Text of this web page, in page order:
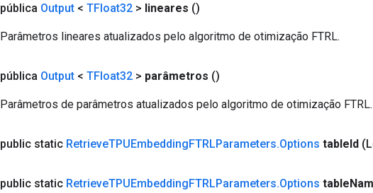
pública Output < TFloat32 > lineares ()
Parâmetros lineares atualizados pelo algoritmo de otimização FTRL.
pública Output < TFloat32 > parâmetros ()
Parâmetros de parâmetros atualizados pelo algoritmo de otimização FTRL.
public static RetrieveTPUEmbeddingFTRLParameters.Options tableId
public static RetrieveTPUEmbeddingFTRLParameters.Options table